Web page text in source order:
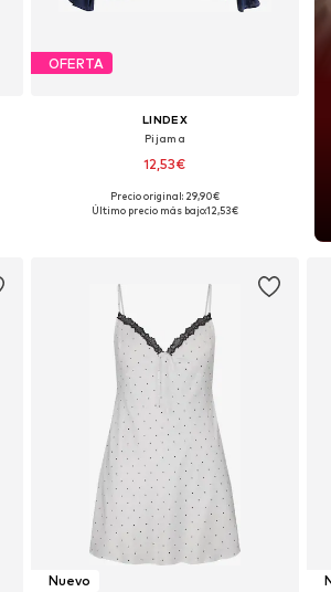
OFERTA
LINDEX
Pijama
12,53€
Tallas disponibles: S, M
Precio original: 29,90€
Último precio más bajo:12,53€
Nuevo